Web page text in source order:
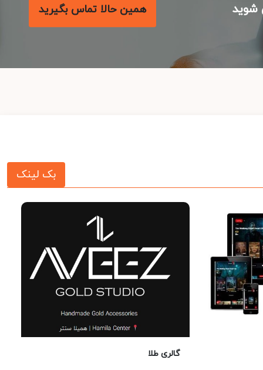
همین حالا تماس بگیرید
بک لینک
گالری طلا